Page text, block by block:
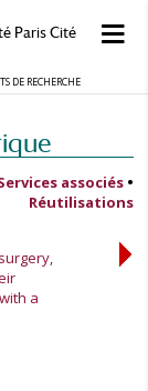
Paris Cité
DE RECHERCHE
associés •
Réutilisations
a